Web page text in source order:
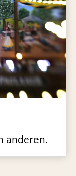
anderen.